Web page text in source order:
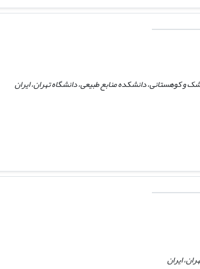
و کوهستانی، دانشکده منابع طبیعی، دانشگاه تهران، ایران
ایران